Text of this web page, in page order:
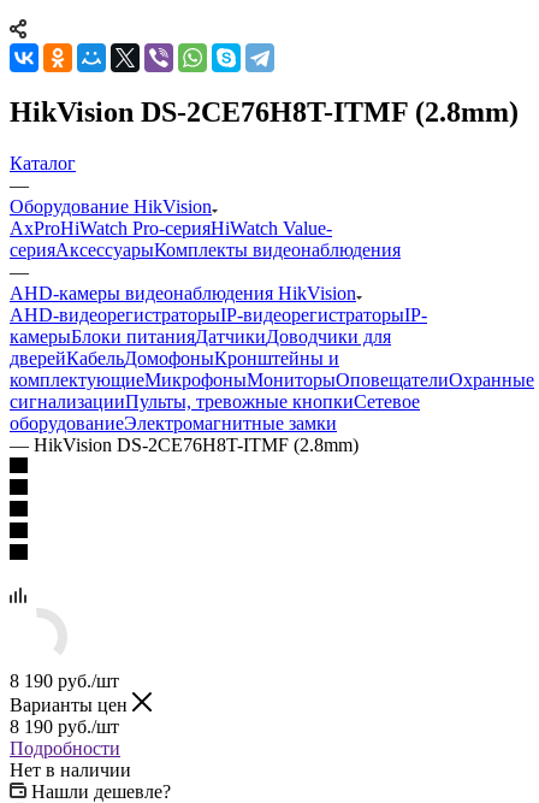
HikVision DS-2CE76H8T-ITMF (2.8mm)
Каталог
—
Оборудование HikVision
AxProHiWatch Pro-серияHiWatch Value-
серияАксессуарыКомплекты видеонаблюдения
—
AHD-камеры видеонаблюдения HikVision
AHD-видеорегистраторыIP-видеорегистраторыIP-
камерыБлоки питанияДатчикиДоводчики для
дверейКабельДомофоныКронштейны и
комплектующиеМикрофоныМониторыОповещателиОхранные
сигнализацииПульты, тревожные кнопкиСетевое
оборудованиеЭлектромагнитные замки
— HikVision DS-2CE76H8T-ITMF (2.8mm)
8 190 руб./шт
Варианты цен
8 190 руб./шт
Подробности
Нет в наличии
Нашли дешевле?